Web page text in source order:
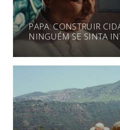
PAPA: CONSTRUIR
NINGUÉM SE SINTA